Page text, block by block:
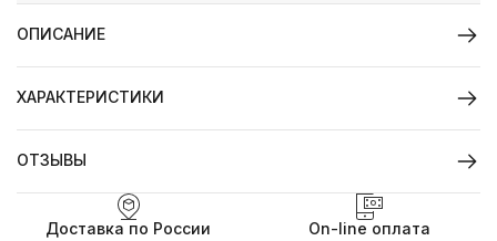
ОПИСАНИЕ
ХАРАКТЕРИСТИКИ
ОТЗЫВЫ
Доставка по России On-line оплата